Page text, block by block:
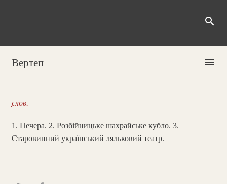
search
Вертеп menu
слов.
1. Печера. 2. Розбійницьке шахрайське кубло. 3.
Старовинний український ляльковий театр.